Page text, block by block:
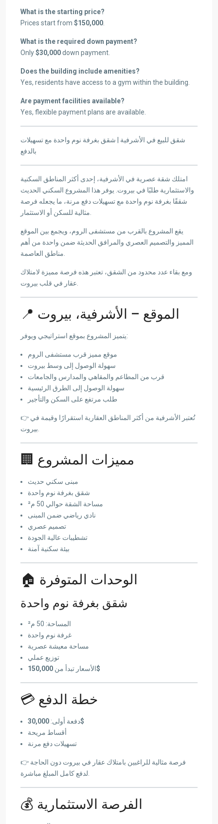
What is the starting price?
Prices start from $150,000
What is the required down payment?
Only$30,000down payment.
Does the building include amenities?
Yes, residents have access to a gym within the building.
Are payment facilities available?
Yes, flexible payment plans are available.
شقق للبيع في الأشرفية | شقق بغرفة نوم واحدة مع تسهيلات
بالدفع
امتلك شقة عصرية في الأشرفية، إحدى أكثر المناطق السكنية
والاستثمارية طلبًا في بيروت. يوفر هذا المشروع السكني الحديث
شققًا بغرفة نوم واحدة مع تسهيلات دفع مرنة، ما يجعله فرصة
يقع المشروع بالقرب من مستشفى الروم، ويجمع بين الموقع
المميز والتصميم العصري والمرافق الحديثة ضمن واحدة من أهم
ومع بقاء عدد محدود من الشقق، تعتبر هذه فرصة مميزة لامتلاك
📍 الموقع – الأشرفية، بيروت
يتميز المشروع بموقع استراتيجي ويوفر:
موقع مميز قرب مستشفى الروم
سهولة الوصول إلى وسط بيروت
قرب من المطاعم والمقاهي والمدارس والجامعات
سهولة الوصول إلى الطرق الرئيسية
طلب مرتفع على السكن والتأجير
👉 تُعتبر الأشرفية من أكثر المناطق العقارية استقرارًا وقيمة في
🏢 مميزات المشروع
مبنى سكني حديث
شقق بغرفة نوم واحدة
مساحة الشقة حوالي 50 م²
نادي رياضي ضمن المبنى
تصميم عصري
تشطيبات عالية الجودة
بيئة سكنية آمنة
🏠 الوحدات المتوفرة
شقق بغرفة نوم واحدة
المساحة: 50 م²
غرفة نوم واحدة
مساحة معيشة عصرية
توزيع عملي
الأسعار تبدأ من150,000$
💳 خطة الدفع
دفعة أولى:30,000$
أقساط مريحة
تسهيلات دفع مرنة
👉 فرصة مثالية للراغبين بامتلاك عقار في بيروت دون الحاجة
💰 الفرصة الاستثمارية